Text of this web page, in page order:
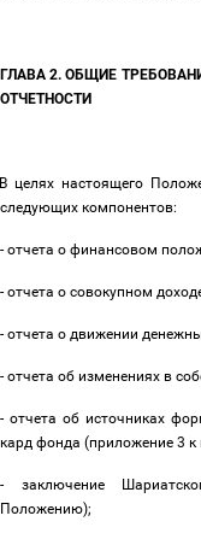
ГЛАВА 2. ОБЩИЕ
ОТЧЕТНОСТИ
целях настоящего
следующих компонентов:
- отчета о финансовом
- отчета о совокупном
- отчета о движении
- отчета об изменениях в
- отчета об источниках
кард фонда (приложение 3
- заключение
Положению);